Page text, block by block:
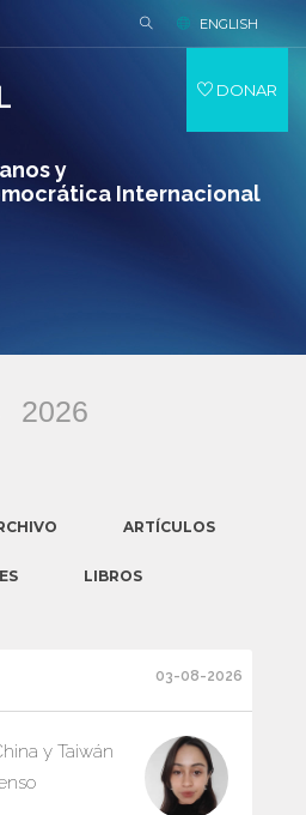
y
Internacional
ENGLISH
DONAR
2026
ARTÍCULOS
LIBROS
03-08-2026
y Taiwán